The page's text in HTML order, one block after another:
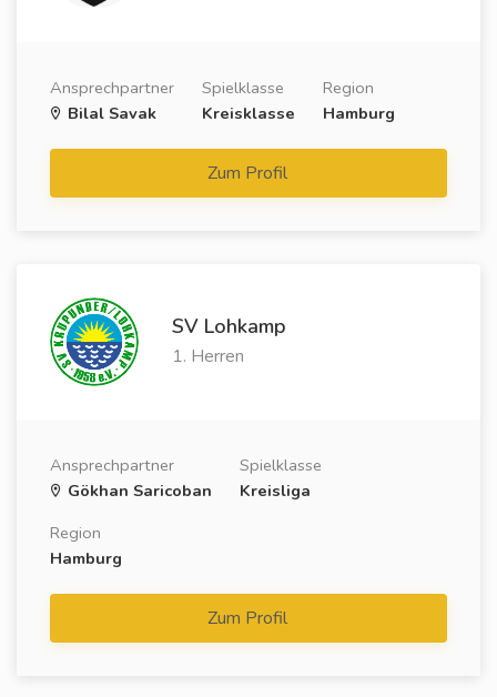
Ansprechpartner
Bilal Savak
Spielklasse
Kreisklasse
Region
Hamburg
Zum Profil
SV Lohkamp
1. Herren
Ansprechpartner
Gökhan Saricoban
Spielklasse
Kreisliga
Region
Hamburg
Zum Profil